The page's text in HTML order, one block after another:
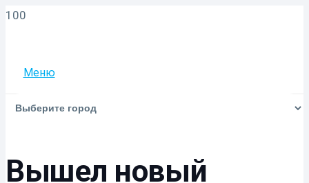
Меню
Вышел новый